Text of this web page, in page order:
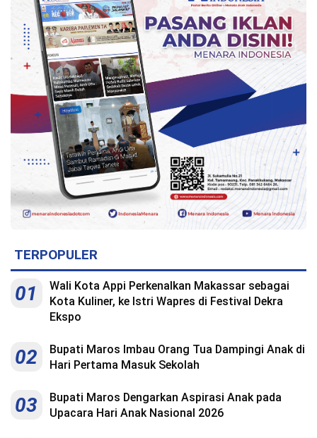
TERPOPULER
01
Wali Kota Appi Perkenalkan Makassar sebagai
Kota Kuliner, ke Istri Wapres di Festival Dekra
Ekspo
02
Bupati Maros Imbau Orang Tua Dampingi Anak di
Hari Pertama Masuk Sekolah
03
Bupati Maros Dengarkan Aspirasi Anak pada
Upacara Hari Anak Nasional 2026